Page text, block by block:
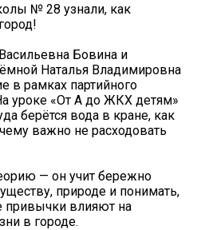
№ 28 узнали, как
Бовина и
Наталья Владимировна
в рамках партийного
уроке «От А до ЖКХ детям»
берётся вода в кране, как
важно не расходовать
— он учит бережно
природе и понимать,
привычки влияют на
в городе.